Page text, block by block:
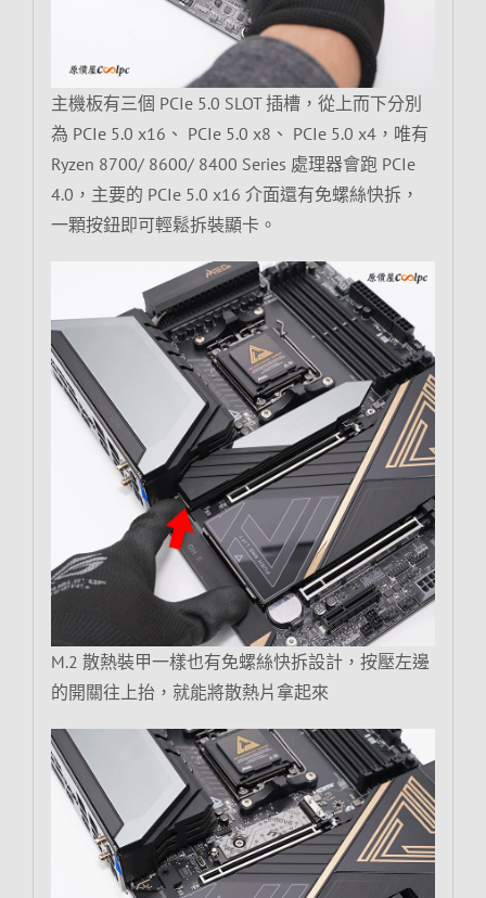
主機板有三個 PCIe 5.0 SLOT 插槽，從上而下分別
為 PCIe 5.0 x16、 PCIe 5.0 x8、 PCIe 5.0 x4，唯有
Ryzen 8700/ 8600/ 8400 Series 處理器會跑 PCIe
4.0，主要的 PCIe 5.0 x16 介面還有免螺絲快拆，
一顆按鈕即可輕鬆拆裝顯卡。
M.2 散熱裝甲一樣也有免螺絲快拆設計，按壓左邊
的開關往上抬，就能將散熱片拿起來